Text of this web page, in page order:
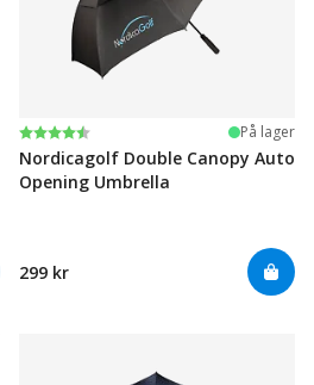
Karakter:
4.7 av 5 mulige På lager
Nordicagolf Double Canopy Auto
Opening Umbrella
299 kr